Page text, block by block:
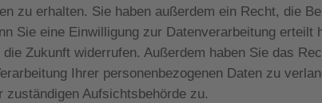
zu erhalten. Sie haben außerdem ein Recht, die
Sie eine Einwilligung zur Datenverarbeitung erteilt
Zukunft widerrufen. Außerdem haben Sie das
Ihrer personenbezogenen Daten zu
zuständigen Aufsichtsbehörde zu.